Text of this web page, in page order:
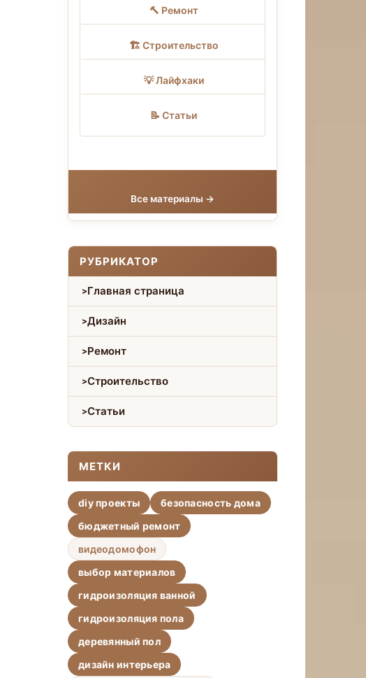
🔨 Ремонт
🏗 Строительство
💡 Лайфхаки
📝 Статьи
Все материалы →
РУБРИКАТОР
Главная страница
Дизайн
Ремонт
Строительство
Статьи
МЕТКИ
diy проекты
безопасность дома
бюджетный ремонт
видеодомофон
выбор материалов
гидроизоляция ванной
гидроизоляция пола
деревянный пол
дизайн интерьера